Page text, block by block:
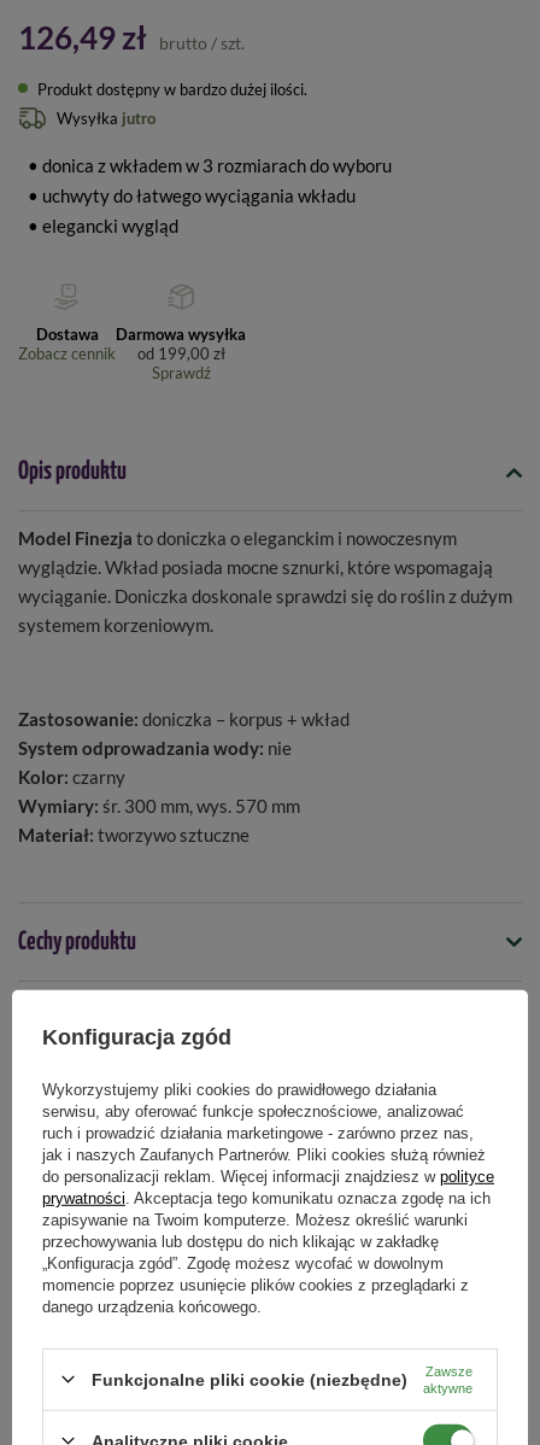
126,49 zł brutto / szt.
Produkt dostępny w bardzo dużej ilości
Wysyłka jutro
• donica z wkładem w 3 rozmiarach do wyboru
• uchwyty do łatwego wyciągania wkładu
• elegancki wygląd
Dostawa
Zobacz cennik
Darmowa wysyłka
od 199,00 zł
Sprawdź
Opis produktu
Model Finezja to doniczka o eleganckim i nowoczesnym
wyglądzie. Wkład posiada mocne sznurki, które wspomagają
wyciąganie. Doniczka doskonale sprawdzi się do roślin z dużym
systemem korzeniowym.
Zastosowanie: doniczka – korpus + wkład
System odprowadzania wody: nie
Kolor: czarny
Wymiary: śr. 300 mm, wys. 570 mm
Materiał: tworzywo sztuczne
Cechy produktu
5900119045471
Kształt
Kwadratowy
Przeznaczenie
do domu/mieszkania na balkon na taras
Podmiot odpowiedzialny za ten produkt na terenie UE Więcej
Opinie naszych klientów
Produkty powiązane
Konfiguracja zgód
Wykorzystujemy pliki cookies do prawidłowego działania
serwisu, aby oferować funkcje społecznościowe, analizować
ruch i prowadzić działania marketingowe - zarówno przez nas,
jak i naszych Zaufanych Partnerów. Pliki cookies służą również
do personalizacji reklam. Więcej informacji znajdziesz w polityce
prywatności . Akceptacja tego komunikatu oznacza zgodę na ich
zapisywanie na Twoim komputerze. Możesz określić warunki
przechowywania lub dostępu do nich klikając w zakładkę
„Konfiguracja zgód”. Zgodę możesz wycofać w dowolnym
momencie poprzez usunięcie plików cookies z przeglądarki z
danego urządzenia końcowego.
Funkcjonalne pliki cookie (niezbędne)
Zawsze
aktywne
Analityczne pliki cookie